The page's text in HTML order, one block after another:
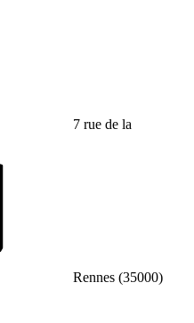
7 rue de la
Rennes (35000)